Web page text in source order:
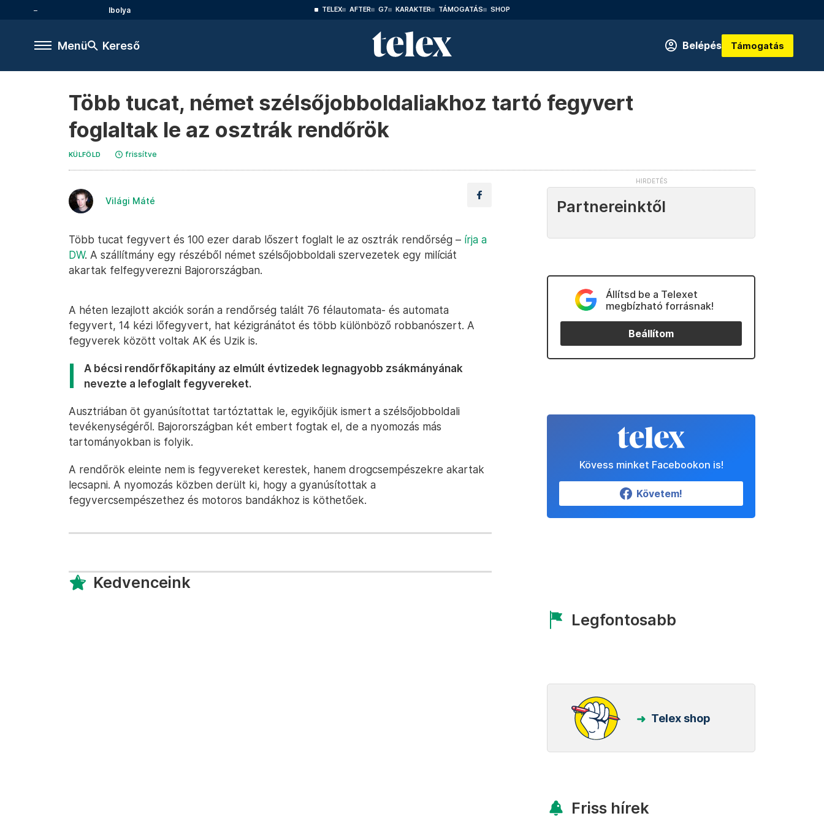
Ibolya TELEX AFTER G7 KARAKTER TÁMOGATÁS SHOP
Menü Kereső Belépés Támogatás
Több tucat, német szélsőjobboldaliakhoz tartó fegyvert
foglaltak le az osztrák rendőrök
KÜLFÖLD frissítve
Világi Máté
Több tucat fegyvert és 100 ezer darab lőszert foglalt le az osztrák rendőrség – írja a
DW. A szállítmány egy részéből német szélsőjobboldali szervezetek egy milíciát
akartak felfegyverezni Bajorországban.
A héten lezajlott akciók során a rendőrség talált 76 félautomata- és automata
fegyvert, 14 kézi lőfegyvert, hat kézigránátot és több különböző robbanószert. A
fegyverek között voltak AK és Uzik is.
A bécsi rendőrfőkapitány az elmúlt évtizedek legnagyobb zsákmányának
nevezte a lefoglalt fegyvereket.
Ausztriában öt gyanúsítottat tartóztattak le, egyikőjük ismert a szélsőjobboldali
tevékenységéről. Bajorországban két embert fogtak el, de a nyomozás más
tartományokban is folyik.
A rendőrök eleinte nem is fegyvereket kerestek, hanem drogcsempészekre akartak
lecsapni. A nyomozás közben derült ki, hogy a gyanúsítottak a
fegyvercsempészethez és motoros bandákhoz is köthetőek.
Kedvenceink
Partnereinktől
Állítsd be a Telexet
megbízható forrásnak!
Beállítom
Kövess minket Facebookon is!
Követem!
Legfontosabb
Telex shop
Friss hírek